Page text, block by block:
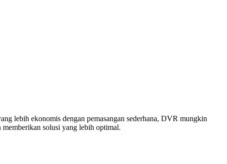
lebih ekonomis dengan pemasangan sederhana, DVR mungkin
solusi yang lebih optimal.